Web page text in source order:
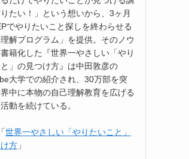
たい！」という想いから、3ヶ月
でやりたいこと探しを終わらせる
理解プログラム」を提供。そのノウ
籍化した『世界一やさしい「やり
」の見つけ方』は中田敦彦の
大学での紹介され、30万部を突
中に本物の自己理解教育を広げる
動を続けている。
世界一やさしい「やりたいこと」
方 」